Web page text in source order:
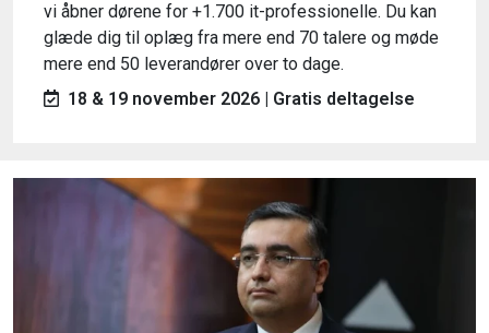
vi åbner dørene for +1.700 it-professionelle. Du kan
glæde dig til oplæg fra mere end 70 talere og møde
mere end 50 leverandører over to dage.
18 & 19 november 2026 | Gratis deltagelse